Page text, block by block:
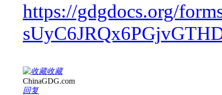
https://gdgdocs.org/
收藏
ChinaGDG.com
回复